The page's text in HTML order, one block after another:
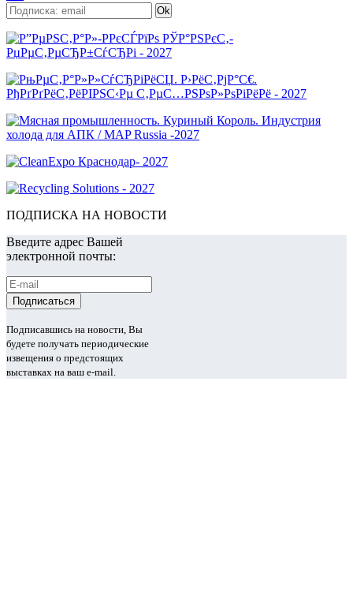
ПОДПИСКА НА НОВОСТИ
Введите адрес Вашей
электронной почты:
Подписавшись на новости, Вы
будете получать периодические
извещения о предстоящих
выставках на ваш e-mail.